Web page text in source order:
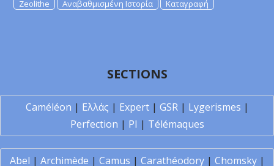
Zeolithe
Αναβαθμισμένη Ιστορία Καταγραφή
SECTIONS
Caméléon | Ελλάς | Expert| GSR| Lygerismes |
Perfection | PI | Télémaques
Abel | Archimède | Camus | Carathéodory| Chomsky|